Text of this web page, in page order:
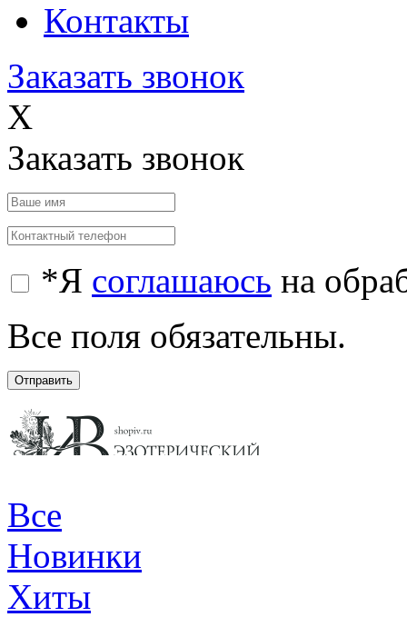
Контакты
Заказать звонок
X
Заказать звонок
*Я соглашаюсь на
Все поля обязательны.
Отправить
Все
Новинки
Хиты